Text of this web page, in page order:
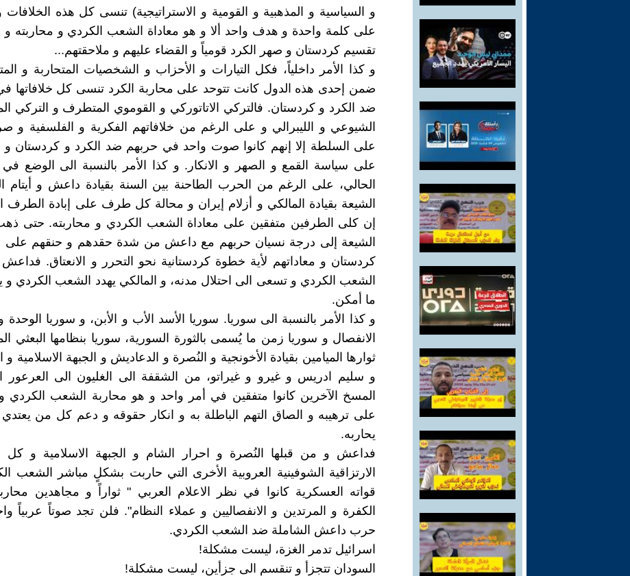
و السياسية و المذهبية و القومية و الاستراتيجية) تنسى كل هذه الخلافات
على كلمة واحدة و هدف واحد ألا و هو معاداة الشعب الكردي و محاربته
تقسيم كردستان و صهر الكرد قومياً و القضاء عليهم و ملاحقتهم...
و كذا الأمر داخلياً، فكل التيارات و الأحزاب و الشخصيات المتحاربة و
ضمن إحدى هذه الدول كانت تتوحد على محاربة الكرد تنسى كل خلافاتها
ضد الكرد و كردستان. فالتركي الاتاتوركي و القوموي المتطرف و التركي
الشيوعي و الليبرالي و على الرغم من خلافاتهم الفكرية و الفلسفية و
على السلطة إلا إنهم كانوا صوت واحد في حربهم ضد الكرد و كردستان و
على سياسة القمع و الصهر و الانكار. و كذا الأمر بالنسبة الى الوضع في
الحالي، على الرغم من الحرب الطاحنة بين السنة بقيادة داعش و أيتام
الشيعة بقيادة المالكي و أزلام إيران و محالة كل طرف على إبادة الطرف
إن كلى الطرفين متفقين على معاداة الشعب الكردي و محاربته. حتى
الشيعة إلى درجة نسيان حربهم مع داعش من شدة حقدهم و حنقهم على
كردستان و معاداتهم لأية خطوة كردستانية نحو التحرر و الانعتاق.
الشعب الكردي و تسعى الى احتلال مدنه، و المالكي يهدد الشعب الكردي و
ما أمكن.
و كذا الأمر بالنسبة الى سوريا. سوريا الأسد الأب و الأبن، و سوريا الوحدة
الانفصال و سوريا زمن ما يُسمى بالثورة السورية، سوريا بنظامها البعثي
ثوارها الميامين بقيادة الأخونجية و النُصرة و الدعاديش و الجبهة الاسلامية و
و سليم ادريس و غيرو و غيراتو، من الشقفة الى الغليون الى العرعور
المسخ الآخرين كانوا متفقين في أمر واحد و هو محاربة الشعب الكردي
على ترهيبه و الصاق التهم الباطلة به و انكار حقوقه و دعم كل من
يحاربه.
فداعش و من قبلها النُصرة و احرار الشام و الجبهة الاسلامية و كل
الارتزاقية الشوفينية العروبية الأخرى التي حاربت بشكلٍ مباشر الشعب
قواته العسكرية كانوا في نظر الاعلام العربي " ثواراً و مجاهدين
الكفرة و المرتدين و الانفصاليين و عملاء النظام". فلن تجد صوتاً عربياً
حرب داعش الشاملة ضد الشعب الكردي.
اسرائيل تدمر الغزة، ليست مشكلة!
السودان تتجزأ و تنقسم الى جزأين، ليست مشكلة!